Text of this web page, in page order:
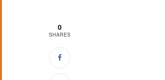
0
SHARES